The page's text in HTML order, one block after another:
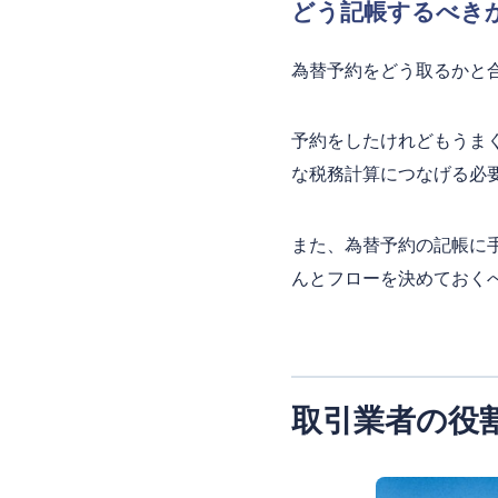
どう記帳するべき
為替予約をどう取るかと
予約をしたけれどもうま
な税務計算につなげる必
また、為替予約の記帳に
んとフローを決めておく
取引業者の役